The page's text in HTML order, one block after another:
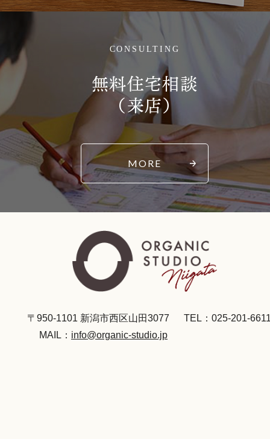
CONSULTING
無料住宅相談
（来店）
MORE
〒950-1101 新潟市西区山田3077
TEL：025-201-
MAIL： info@organic-studio.jp